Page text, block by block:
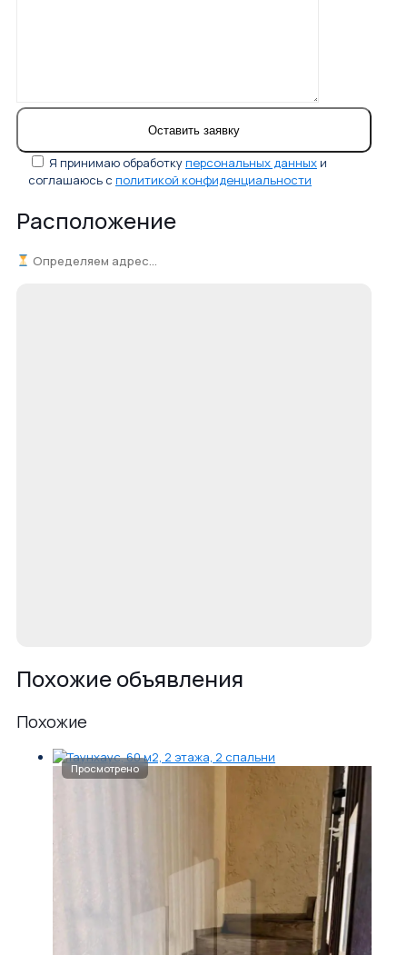
Я принимаю обработкуперсональных данных и
соглашаюсь с политикой конфиденциальности
Расположение
Определяем адрес...
Похожие объявления
Похожие